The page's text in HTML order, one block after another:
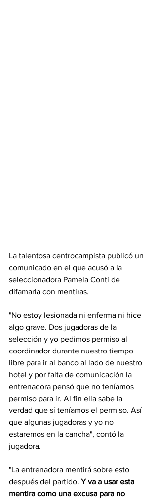
La talentosa centrocampista publicó un
comunicado en el que acusó a la
seleccionadora Pamela Conti de
difamarla con mentiras.
"No estoy lesionada ni enferma ni hice
algo grave. Dos jugadoras de la
selección y yo pedimos permiso al
coordinador durante nuestro tiempo
libre para ir al banco al lado de nuestro
hotel y por falta de comunicación la
entrenadora pensó que no teníamos
permiso para ir. Al fin ella sabe la
verdad que sí teníamos el permiso. Así
que algunas jugadoras y yo no
estaremos en la cancha", contó la
jugadora.
"La entrenadora mentirá sobre esto
después del partido. Y va a usar esta
mentira como una excusa para no